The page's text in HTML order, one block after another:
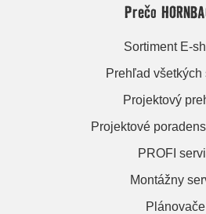
Prečo
Sortiment E-
Prehľad všetkých
Projektový
Projektové
PROFI
Montážny
Plánovače